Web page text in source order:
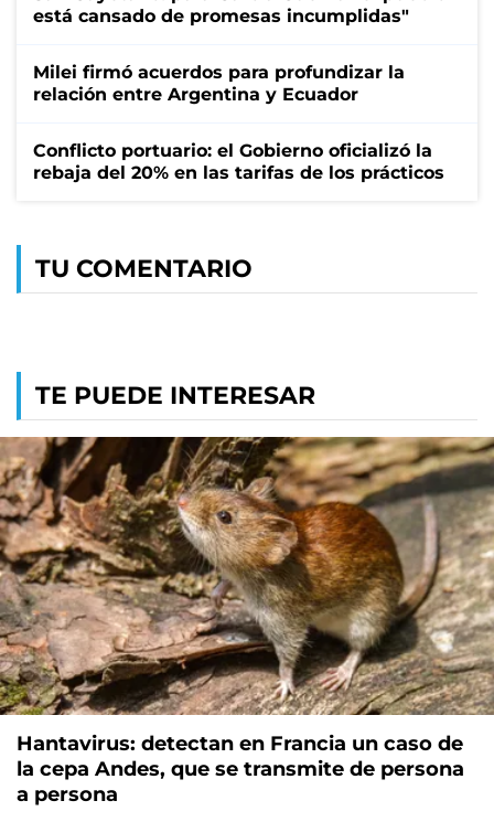
está cansado de promesas incumplidas"
Milei firmó acuerdos para profundizar la
relación entre Argentina y Ecuador
Conflicto portuario: el Gobierno oficializó la
rebaja del 20% en las tarifas de los prácticos
TU COMENTARIO
TE PUEDE INTERESAR
Hantavirus: detectan en Francia un caso de
la cepa Andes, que se transmite de persona
a persona